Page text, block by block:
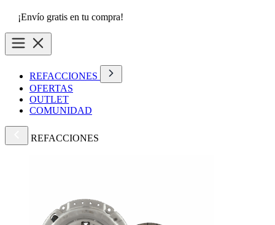
¡Envío gratis en tu compra!
REFACCIONES
OFERTAS
OUTLET
COMUNIDAD
REFACCIONES